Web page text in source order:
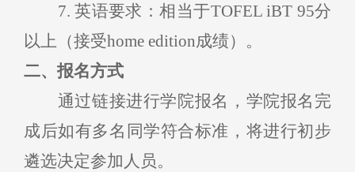
7.英语要求：相当于TOFEL iBT 95分
以上（接受home edition成绩）。
二、 报名方式
通过链接进行学院报名，学院报名完
成后如有多名同学符合标准，将进行初步
遴选决定参加人员。